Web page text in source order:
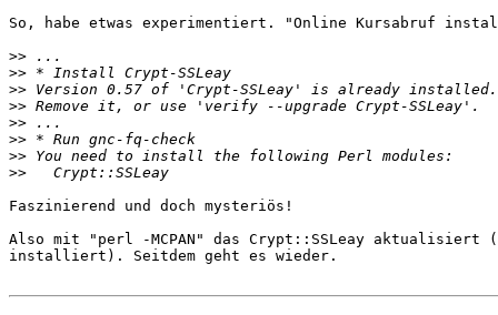
So, habe etwas experimentiert. "Online Kursabruf
>>
>>
>>
>>
>>
>>
>>
>>
Faszinierend und doch mysteriös!
Also mit "perl -MCPAN" das Crypt::SSLeay
installiert). Seitdem geht es wieder.